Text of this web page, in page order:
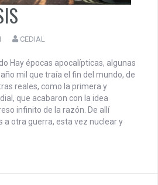
CEDIAL
Hay épocas apocalípticas, algunas
mil que traía el fin del mundo, de
reales, como la primera y
que acabaron con la idea
infinito de la razón. De allí
a otra guerra, esta vez nuclear y